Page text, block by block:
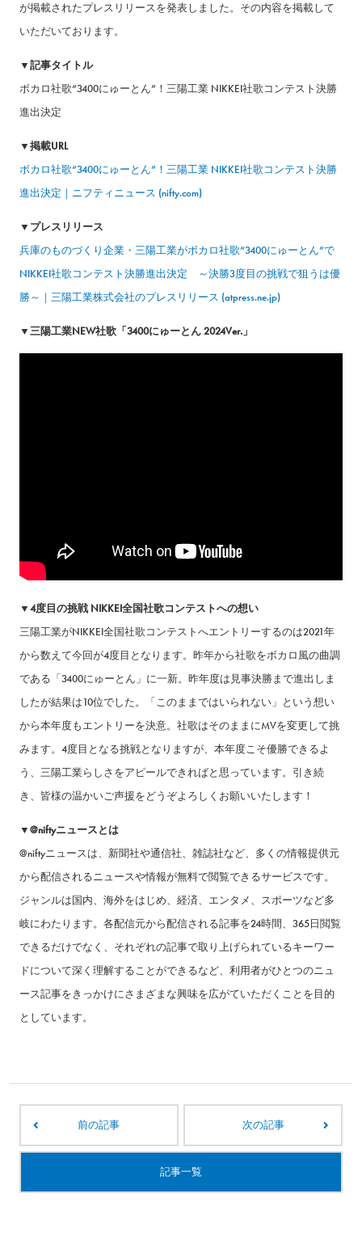
が掲載されたプレスリリースを発表しました。その内容を掲載して
いただいております。
▼記事タイトル
ボカロ社歌“3400にゅーとん”！三陽工業 NIKKEI社歌コンテスト決勝
進出決定
▼掲載URL
ボカロ社歌“3400にゅーとん”！三陽工業 NIKKEI社歌コンテスト決勝
進出決定｜ニフティニュース (nifty.com)
▼プレスリリース
兵庫のものづくり企業・三陽工業がボカロ社歌“3400にゅーとん”で
NIKKEI社歌コンテスト決勝進出決定 ～決勝3度目の挑戦で狙うは優
勝～｜三陽工業株式会社のプレスリリース (atpress.ne.jp)
▼三陽工業NEW社歌「3400にゅーとん 2024Ver.」
▼4度目の挑戦 NIKKEI全国社歌コンテストへの想い
三陽工業がNIKKEI全国社歌コンテストへエントリーするのは2021年
から数えて今回が4度目となります。昨年から社歌をボカロ風の曲調
である「3400にゅーとん」に一新。昨年度は見事決勝まで進出しま
したが結果は10位でした。「このままではいられない」という想い
から本年度もエントリーを決意。社歌はそのままにMVを変更して挑
みます。4度目となる挑戦となりますが、本年度こそ優勝できるよ
う、三陽工業らしさをアピールできればと思っています。引き続
き、皆様の温かいご声援をどうぞよろしくお願いいたします！
▼@niftyニュースとは
@niftyニュースは、新聞社や通信社、雑誌社など、多くの情報提供元
から配信されるニュースや情報が無料で閲覧できるサービスです。
ジャンルは国内、海外をはじめ、経済、エンタメ、スポーツなど多
岐にわたります。各配信元から配信される記事を24時間、365日閲覧
できるだけでなく、それぞれの記事で取り上げられているキーワー
ドについて深く理解することができるなど、利用者がひとつのニュ
ース記事をきっかけにさまざまな興味を広がていただくことを目的
としています。
前の記事 次の記事
記事一覧